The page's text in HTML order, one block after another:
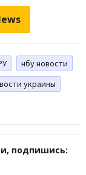
нбу новости
украины
подпишись: